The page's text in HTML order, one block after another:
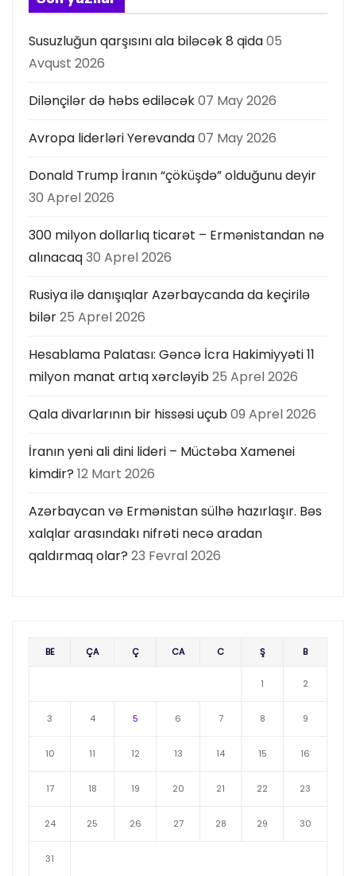
Susuzluğun qarşısını ala biləcək 8 qida05
Avqust 2026
Dilənçilər də həbs ediləcək07 May 2026
Avropa liderləri Yerevanda07 May 2026
Donald Trump İranın “çöküşdə” olduğunu deyir
30 Aprel 2026
300 milyon dollarlıq ticarət – Ermənistandan nə
alınacaq30 Aprel 2026
Rusiya ilə danışıqlar Azərbaycanda da keçirilə
bilər25 Aprel 2026
Hesablama Palatası: Gəncə İcra Hakimiyyəti 11
milyon manat artıq xərcləyib25 Aprel 2026
Qala divarlarının bir hissəsi uçub09 Aprel 2026
İranın yeni ali dini lideri – Müctəba Xamenei
kimdir? 12 Mart 2026
Azərbaycan və Ermənistan sülhə hazırlaşır. Bəs
xalqlar arasındakı nifrəti necə aradan
qaldırmaq olar? 23 Fevral 2026
BE ÇA Ç CA C Ş B
1 2
3 4 5 6 7 8 9
10 11 12 13 14 15 16
17 18 19 20 21 22 23
24 25 26 27 28 29 30
31